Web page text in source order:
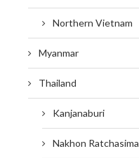
Northern Vietnam
Myanmar
Thailand
Kanjanaburi
Nakhon Ratchasima